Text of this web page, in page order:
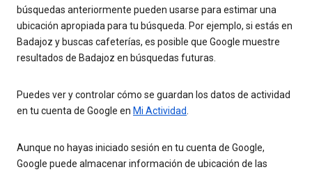
búsquedas anteriormente pueden usarse para estimar una
ubicación apropiada para tu búsqueda. Por ejemplo, si estás en
Badajoz y buscas cafeterías, es posible que Google muestre
resultados de Badajoz en búsquedas futuras.
Puedes ver y controlar cómo se guardan los datos de actividad
en tu cuenta de Google en Mi Actividad
Aunque no hayas iniciado sesión en tu cuenta de Google,
Google puede almacenar información de ubicación de las